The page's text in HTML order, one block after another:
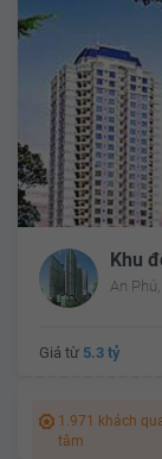
Khu
An
Giá từ 5.3 tỷ
1.971 khách
tâm